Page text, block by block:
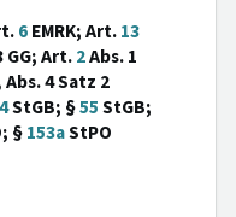
6EMRK; Art.13
GG; Art.2Abs. 1
4 Satz 2
StGB; §55StGB;
§153aStPO